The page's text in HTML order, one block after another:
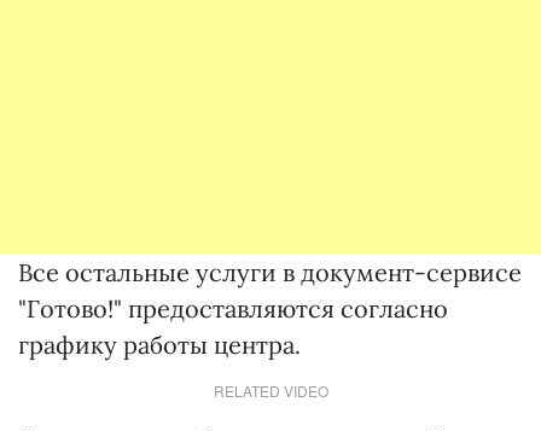
Все остальные услуги в документ-сервисе
"Готово!" предоставляются согласно
графику работы центра.
RELATED VIDEO